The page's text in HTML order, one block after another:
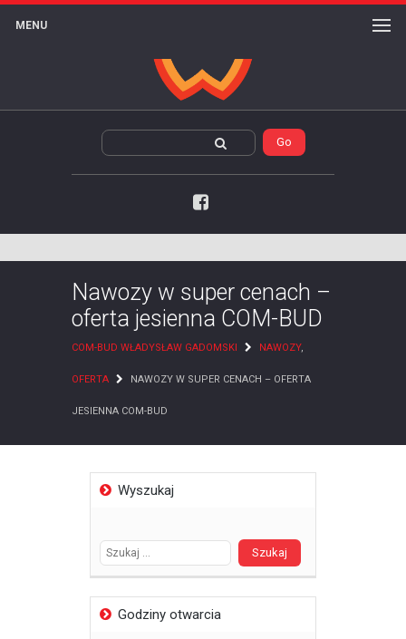
MENU
Nawozy w super cenach –
oferta jesienna COM-BUD
COM-BUD WŁADYSŁAW GADOMSKI NAWOZY,
OFERTA NAWOZY W SUPER CENACH – OFERTA
JESIENNA COM-BUD
Wyszukaj
Godziny otwarcia